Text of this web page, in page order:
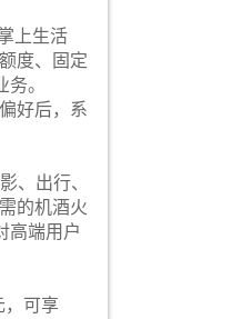
上生活
度、固定
。
好后，系
、出行、
的机酒火
高端用户
，可享